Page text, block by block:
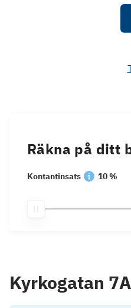
Räkna på ditt
Kontantinsats 10 %
Kyrkogatan 7A